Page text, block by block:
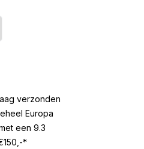
verzonden
Europa
een 9.3
*